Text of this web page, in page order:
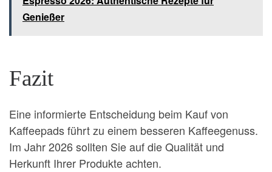
Genießer
Fazit
Eine informierte Entscheidung beim Kauf von
Kaffeepads führt zu einem besseren Kaffeegenuss.
Im Jahr 2026 sollten Sie auf die Qualität und
Herkunft Ihrer Produkte achten.